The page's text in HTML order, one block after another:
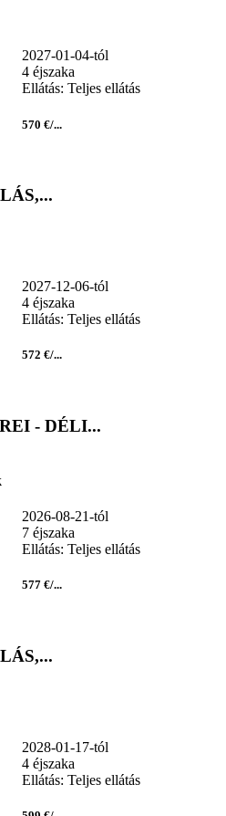
2027-01-04-tól
4 éjszaka
Ellátás: Teljes ellátás
570 €/...
2027-12-06-tól
4 éjszaka
Ellátás: Teljes ellátás
572 €/...
- DÉLI...
2026-08-21-tól
7 éjszaka
Ellátás: Teljes ellátás
577 €/...
2028-01-17-tól
4 éjszaka
Ellátás: Teljes ellátás